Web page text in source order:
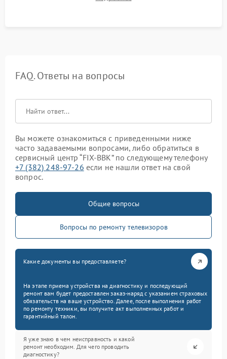
в рабочем режиме в течение нескольких часов.
FAQ. Ответы на вопросы
Вы можете ознакомиться с приведенными ниже
часто задаваемыми вопросами, либо обратиться в
сервисный центр “FIX-BBK” по следующему телефону
+7 (382) 248-97-26 если не нашли ответ на свой
вопрос.
Общие вопросы
Вопросы по ремонту телевизоров
Какие документы вы предоставляете?
На этапе приема устройства на диагностику и последующий
ремонт вам будет предоставлен заказ-наряд с указанием страховых
обязательств на ваше устройство. Далее, после выполнения работ
по ремонту техники, вы получите акт выполненных работ и
гарантийный талон.
Я уже знаю в чем неисправность и какой
ремонт необходим. Для чего проводить
диагностику?